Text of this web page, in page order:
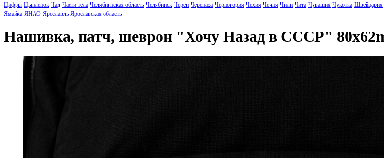
Цифры Цыпленок Чад Части тела Челябигнская область Челябинск Череп Черепаха Черногория Чехия Чечня Чили Чита Чувашия Чукотка Швейцария
Ямайка ЯНАО Ярославль Ярославская область
Нашивка, патч, шеврон "Хочу Назад в СССР"